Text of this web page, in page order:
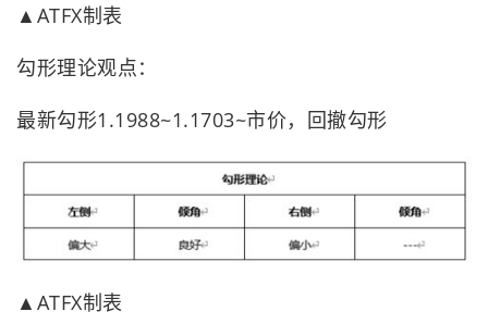
▲ATFX制表
勾形理论观点：
最新勾形1.1988~1.1703~市价，回撤勾形
▲ATFX制表